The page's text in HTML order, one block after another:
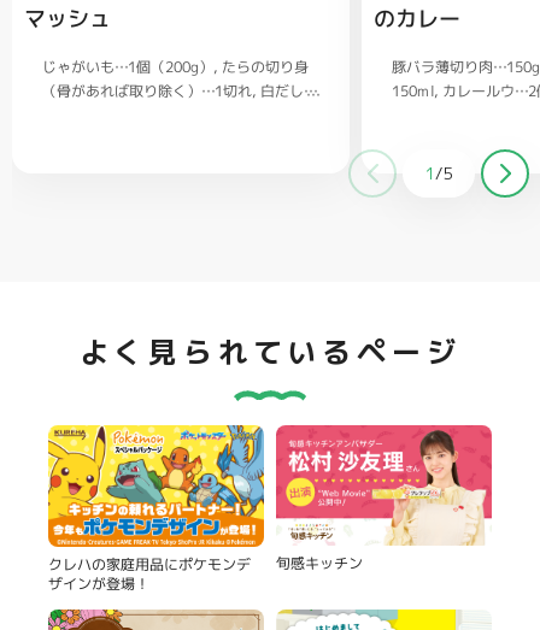
マッシュ
じゃがいも…1個（200g） たらの切り身
（骨があれば取り除く）…1切れ 白だし…
のカレー
豚バラ薄切り肉…150g
150ml カレールウ…2
1/5
よく見られているページ
クレハの家庭用品にポケモンデ
ザインが登場！
旬感キッチン